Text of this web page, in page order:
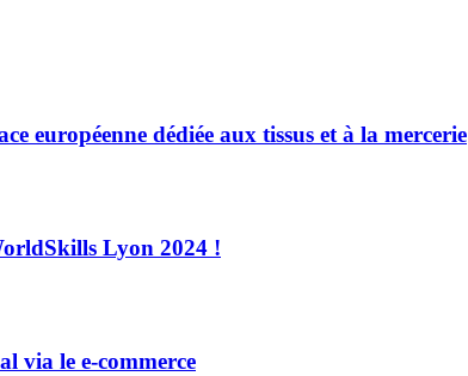
européenne dédiée aux tissus et à la mercerie
Lyon 2024 !
via le e-commerce